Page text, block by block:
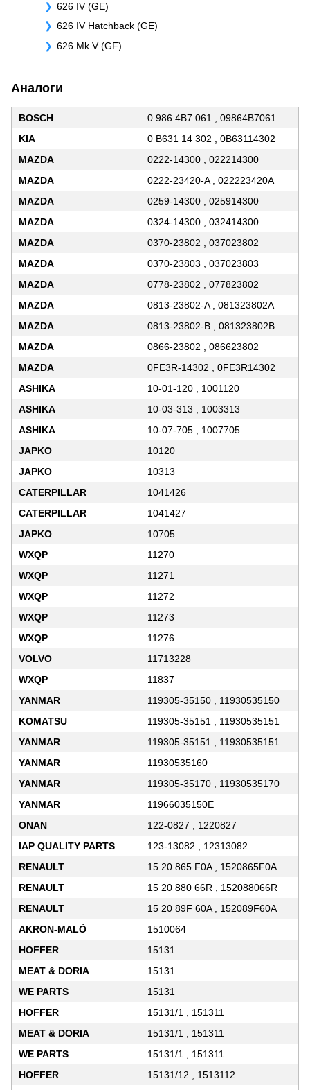
626 IV (GE)
626 IV Hatchback (GE)
626 Mk V (GF)
Аналоги
BOSCH
0 986 4B7 061 , 09864B7061
KIA
0 B631 14 302 , 0B63114302
MAZDA
0222-14300 , 022214300
MAZDA
0222-23420-A , 022223420A
MAZDA
0259-14300 , 025914300
MAZDA
0324-14300 , 032414300
MAZDA
0370-23802 , 037023802
MAZDA
0370-23803 , 037023803
MAZDA
0778-23802 , 077823802
MAZDA
0813-23802-A , 081323802A
MAZDA
0813-23802-B , 081323802B
MAZDA
0866-23802 , 086623802
MAZDA
0FE3R-14302 , 0FE3R14302
ASHIKA
10-01-120 , 1001120
ASHIKA
10-03-313 , 1003313
ASHIKA
10-07-705 , 1007705
JAPKO
10120
JAPKO
10313
CATERPILLAR
1041426
CATERPILLAR
1041427
JAPKO
10705
WXQP
11270
WXQP
11271
WXQP
11272
WXQP
11273
WXQP
11276
VOLVO
11713228
WXQP
11837
YANMAR
119305-35150 , 11930535150
KOMATSU
119305-35151 , 11930535151
YANMAR
119305-35151 , 11930535151
YANMAR
11930535160
YANMAR
119305-35170 , 11930535170
YANMAR
11966035150E
ONAN
122-0827 , 1220827
IAP QUALITY PARTS
123-13082 , 12313082
RENAULT
15 20 865 F0A , 1520865F0A
RENAULT
15 20 880 66R , 152088066R
RENAULT
15 20 89F 60A , 152089F60A
AKRON-MALÒ
1510064
HOFFER
15131
MEAT & DORIA
15131
WE PARTS
15131
HOFFER
15131/1 , 151311
MEAT & DORIA
15131/1 , 151311
WE PARTS
15131/1 , 151311
HOFFER
15131/12 , 1513112